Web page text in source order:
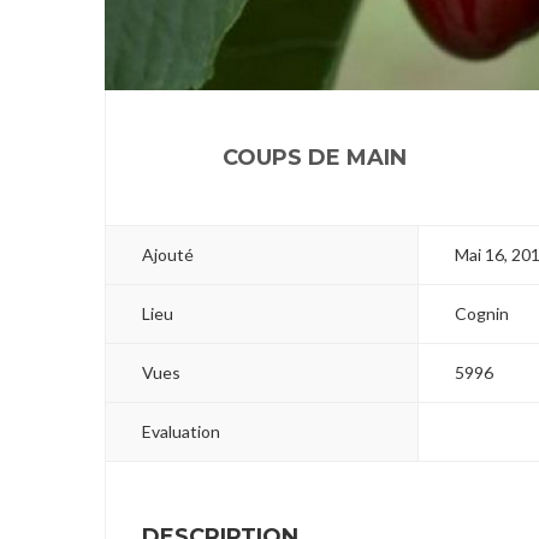
COUPS DE MAIN
Ajouté Mai 16,
Lieu Cognin
Vues 5996
Evaluation